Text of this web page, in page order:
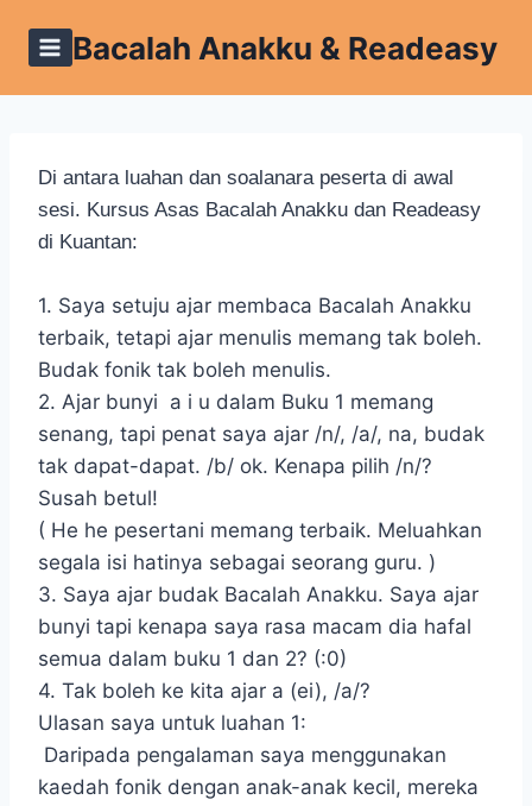
Bacalah Anakku & Readeasy
Di antara luahan dan soalanara peserta di awal
sesi. Kursus Asas Bacalah Anakku dan Readeasy
di Kuantan:
1. Saya setuju ajar membaca Bacalah Anakku
terbaik, tetapi ajar menulis memang tak boleh.
Budak fonik tak boleh menulis.
2. Ajar bunyi a i u dalam Buku 1 memang
senang, tapi penat saya ajar /n/, /a/, na, budak
tak dapat-dapat. /b/ ok. Kenapa pilih /n/?
Susah betul!
( He he pesertani memang terbaik. Meluahkan
segala isi hatinya sebagai seorang guru. )
3. Saya ajar budak Bacalah Anakku. Saya ajar
bunyi tapi kenapa saya rasa macam dia hafal
semua dalam buku 1 dan 2? (:0)
4. Tak boleh ke kita ajar a (ei), /a/?
Ulasan saya untuk luahan 1:
Daripada pengalaman saya menggunakan
kaedah fonik dengan anak-anak kecil, mereka